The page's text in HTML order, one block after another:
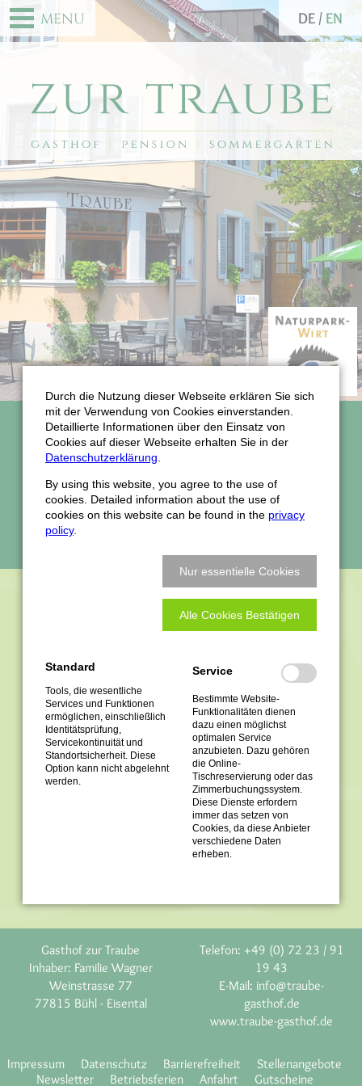
MENU DE EN
Gästezimmer und Ferienwohnungen
Jetzt Online buchen!
Restaurant: Wir empfehlen eine frühzeitige
Reservierung
BETRIEBSFERIEN
An folgenden Tagen haben wir geschlossen:
Pfingsten: So. 24.05. - Di 02.06.
Sommer Mo 03.08. - Fr. 21.08.
Herbst Di 27.10. - Di 03.11.
Weihnachten 24. - 25.12.
Gasthof zur Traube
Inhaber: Familie Wagner
Weinstrasse 77
77815 Bühl - Eisental
Telefon: +49 (0) 72 23 / 91
19 43
E-Mail: info@traube-
gasthof.de
www.traube-gasthof.de
Impressum Datenschutz Barrierefreiheit
Stellenangebote
Newsletter
Betriebsferien Anfahrt Gutscheine
Durch die Nutzung dieser Webseite erklären Sie sich
mit der Verwendung von Cookies einverstanden.
Detaillierte Informationen über den Einsatz von
Cookies auf dieser Webseite erhalten Sie in der
Datenschutzerklärung
By using this website, you agree to the use of
cookies. Detailed information about the use of
cookies on this website can be found in the privacy
policy.
Nur essentielle Cookies
Alle Cookies Bestätigen
Standard
Tools, die wesentliche
Services und Funktionen
ermöglichen, einschließlich
Identitätsprüfung,
Servicekontinuität und
Standortsicherheit. Diese
Option kann nicht abgelehnt
werden.
Service
Bestimmte Website-
Funktionalitäten dienen
dazu einen möglichst
optimalen Service
anzubieten. Dazu gehören
die Online-
Tischreservierung oder das
Zimmerbuchungssystem.
Diese Dienste erfordern
immer das setzen von
Cookies, da diese Anbieter
verschiedene Daten
erheben.